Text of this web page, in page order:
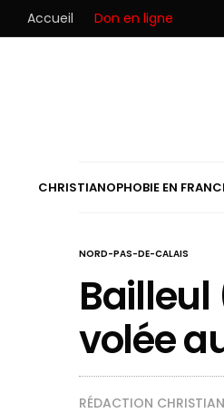
Accueil Don en ligne
CHRISTIANOPHOBIE EN
NORD-PAS-DE-CALAIS
volée
RÉDACTION